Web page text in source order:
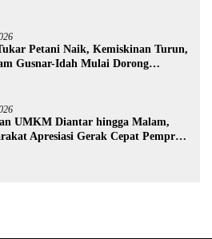
Petani Naik, Kemiskinan Turun,
Gusnar-Idah Mulai Dorong
UMKM Diantar hingga Malam,
Apresiasi Gerak Cepat Pemprov